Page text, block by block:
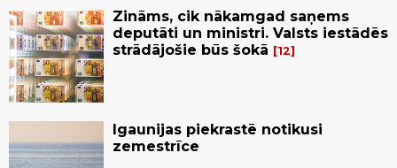
Zināms, cik nākamgad saņems
deputāti un ministri. Valsts iestādēs
strādājošie būs šokā
12
Igaunijas piekrastē notikusi
zemestrīce